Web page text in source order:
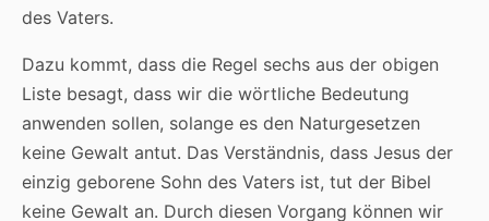
des Vaters.
Dazu kommt, dass die Regel sechs aus der obigen
Liste besagt, dass wir die wörtliche Bedeutung
anwenden sollen, solange es den Naturgesetzen
keine Gewalt antut. Das Verständnis, dass Jesus der
einzig geborene Sohn des Vaters ist, tut der Bibel
keine Gewalt an. Durch diesen Vorgang können wir